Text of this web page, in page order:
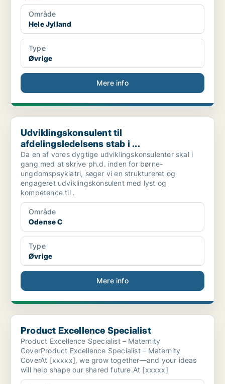
Område
Hele Jylland
Type
Øvrige
Mere info
Udviklingskonsulent til afdelingsledelsens stab i ...
Udviklingskonsulent til
afdelingsledelsens stab i ...
Da en af vores dygtige udviklingskonsulenter skal i
gang med at skrive ph.d. inden for børne-
ungdomspsykiatri, søger vi en struktureret og
engageret udviklingskonsulent med lyst og
kompetence til .
Område
Odense C
Type
Øvrige
Mere info
Product Excellence Specialist
Product Excellence Specialist
Product Excellence Specialist – Maternity
CoverProduct Excellence Specialist – Maternity
CoverAt [xxxxx], we grow together—and your ideas
will help shape our shared future.At [xxxxx]